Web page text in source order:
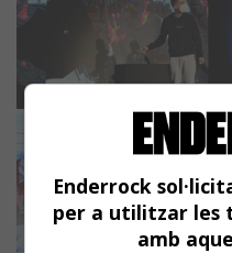
Enderrock
per a utilitzar les
amb